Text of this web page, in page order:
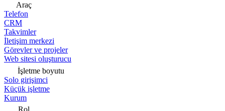
Araç
Telefon
CRM
Takvimler
İletişim merkezi
Görevler ve projeler
Web sitesi oluşturucu
İşletme boyutu
Solo girişimci
Küçük işletme
Kurum
Rol